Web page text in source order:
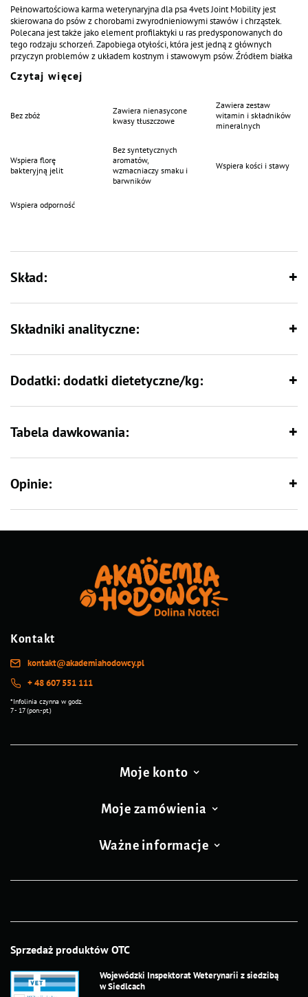
Natural Joint Mobility 6 x 400 g
Pełnowartościowa karma weterynaryjna dla psa 4vets Joint Mobility jest
skierowana do psów z chorobami zwyrodnieniowymi stawów i chrząstek.
Polecana jest także jako element profilaktyki u ras predysponowanych do
tego rodzaju schorzeń. Zapobiega otyłości, która jest jedną z głównych
przyczyn problemów z układem kostnym i stawowym psów. Źródłem białka
oleje lniane i z łososia, które dostarczają niezbędnych kwasów tłuszczowych
chondroprotektyków, które działają przeciwbólowo, a także pomagają w
odbudowie i zahamowaniu degeneracji stawów i chrząstek.
Czytaj więcej
Bez zbóż
Zawiera nienasycone
kwasy tłuszczowe
Zawiera zestaw
witamin i składników
mineralnych
Wspiera florę
bakteryjną jelit
Bez syntetycznych
aromatów,
wzmacniaczy smaku i
barwników
Wspiera kości i stawy
Wspiera odporność
Skład:
Składniki analityczne:
Dodatki: dodatki dietetyczne/kg:
Tabela dawkowania:
Opinie:
Kontakt
kontakt@akademiahodowcy.pl
+ 48 607 551 111
*Infolinia czynna w godz.
7 - 17 (pon.-pt.)
Moje konto
Moje zamówienia
Ważne informacje
Sprzedaż produktów OTC
Wojewódzki Inspektorat Weterynarii z siedzibą
w Siedlcach